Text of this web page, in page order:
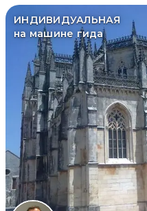
ИНДИВИДУАЛЬНАЯ
на машине гида